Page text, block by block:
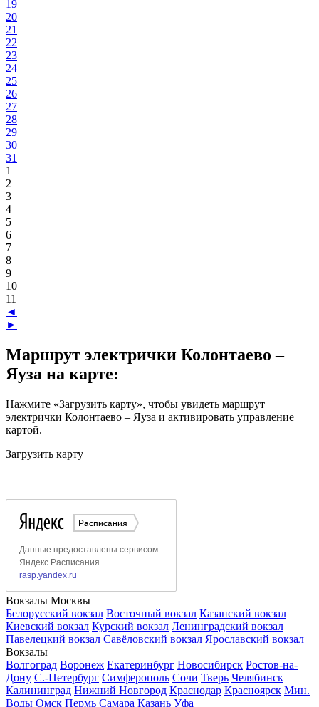
19
20
21
22
23
24
25
26
27
28
29
30
31
1
2
3
4
5
6
7
8
9
10
11
◄
►
Маршрут электрички Колонтаево –
Яуза на карте:
Нажмите «Загрузить карту», чтобы увидеть маршрут
электрички Колонтаево – Яуза и активировать управление
картой.
Загрузить карту
Вокзалы Москвы
Белорусский вокзал Восточный вокзал Казанский вокзал
Киевский вокзал Курский вокзал Ленинградский вокзал
Павелецкий вокзал Савёловский вокзал Ярославский вокзал
Вокзалы
Волгоград Воронеж Екатеринбург Новосибирск Ростов-на-
Дону С.-Петербург Симферополь Сочи Тверь Челябинск
Калининград Нижний Новгород Краснодар Красноярск Мин.
Воды Омск Пермь Самара Казань Уфа